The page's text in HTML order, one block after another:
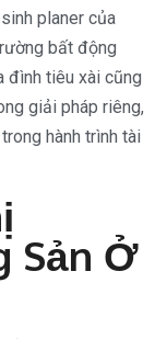
planer của
bất động
đình tiêu xài cũng
giải pháp riêng,
hành trình tài
Sản Ở